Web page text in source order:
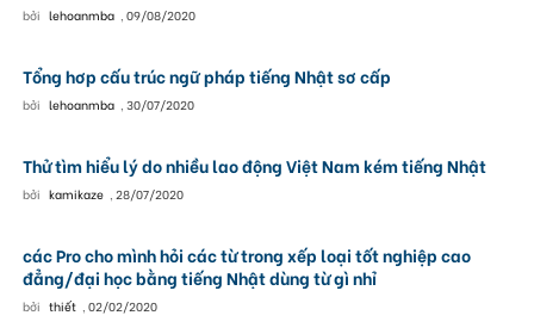
bởi lehoanmba , 09/08/2020
Tổng hơp cấu trúc ngữ pháp tiếng Nhật sơ cấp
bởi lehoanmba , 30/07/2020
Thử tìm hiểu lý do nhiều lao động Việt Nam kém tiếng Nhật
bởi kamikaze , 28/07/2020
các Pro cho mình hỏi các từ trong xếp loại tốt nghiệp cao
đẳng/đại học bằng tiếng Nhật dùng từ gì nhỉ
bởi thiết , 02/02/2020